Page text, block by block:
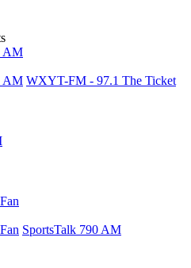
AM
AM WXYT-FM - 97.1 The Ticket
SportsTalk 790 AM